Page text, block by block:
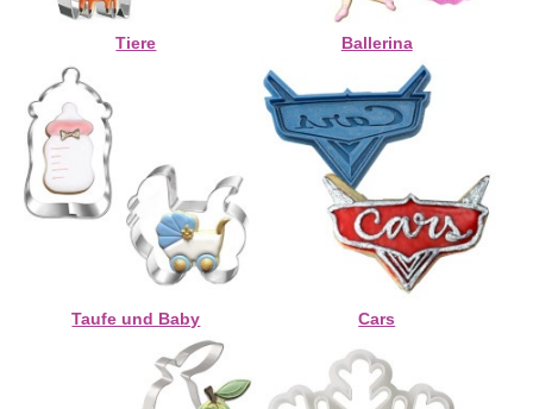
Tiere Ballerina
Taufe und Baby Cars